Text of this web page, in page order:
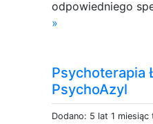
odpowiedniego
»
Psychoterapia
PsychoAzyl
Dodano: 5 lat 1 miesiąc